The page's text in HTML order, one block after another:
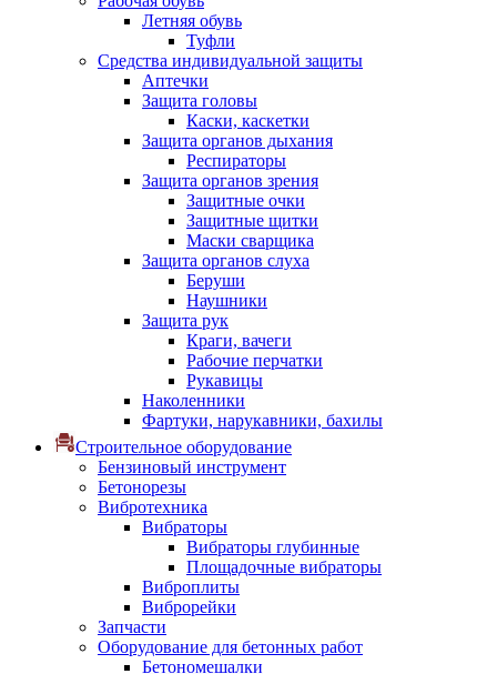
Летняя обувь
Туфли
Средства индивидуальной защиты
Аптечки
Защита головы
Каски, каскетки
Защита органов дыхания
Респираторы
Защита органов зрения
Защитные очки
Защитные щитки
Маски сварщика
Защита органов слуха
Беруши
Наушники
Защита рук
Краги, вачеги
Рабочие перчатки
Рукавицы
Наколенники
Фартуки, нарукавники, бахилы
Строительное оборудование
Бензиновый инструмент
Бетонорезы
Вибротехника
Вибраторы
Вибраторы глубинные
Площадочные вибраторы
Виброплиты
Виброрейки
Запчасти
Оборудование для бетонных работ
Бетономешалки